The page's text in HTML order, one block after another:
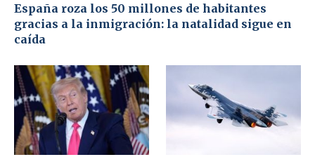
España roza los 50 millones de habitantes
gracias a la inmigración: la natalidad sigue en
caída